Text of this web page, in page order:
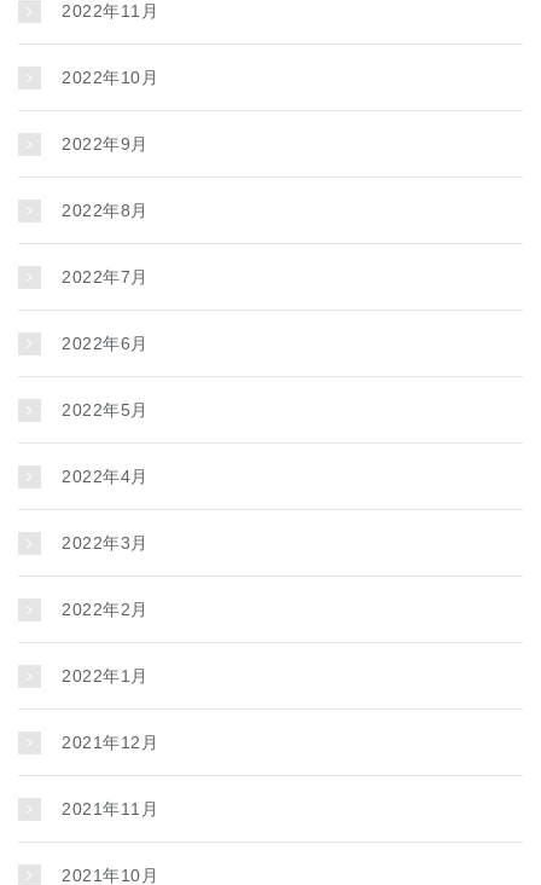
2022年11月
2022年10月
2022年9月
2022年8月
2022年7月
2022年6月
2022年5月
2022年4月
2022年3月
2022年2月
2022年1月
2021年12月
2021年11月
2021年10月